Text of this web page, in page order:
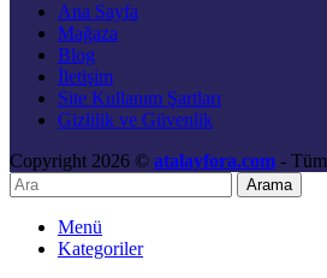
Ana Sayfa
Mağaza
Blog
İletişim
Site Kullanım Şartları
Gizlilik ve Güvenlik
Copyright 2026 © atalayfora.com - Tüm
Arama
Menü
Kategoriler